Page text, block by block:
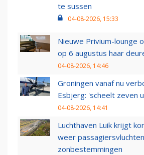
te sussen
04-08-2026, 15:33
Nieuwe Privium-lounge
op 6 augustus haar
04-08-2026, 14:46
Groningen vanaf nu
Esbjerg: 'scheelt zeven
04-08-2026, 14:41
Luchthaven Luik krijgt
weer
zonbestemmingen